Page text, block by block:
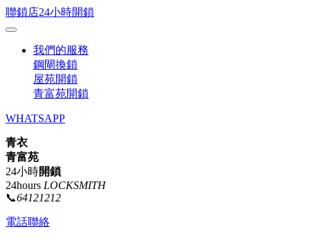
聯鎖店24小時開鎖
我們的服務
鋼閘換鎖
屋苑開鎖
青富苑開鎖
WHATSAPP
青衣
青富苑
24小時開鎖
24hours LOCKSMITH
📞64121212
電話聯絡